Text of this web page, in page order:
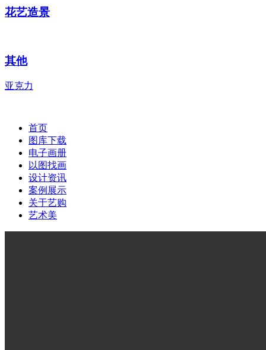
花艺造景
其他
亚克力
首页
图库下载
电子画册
以图找画
设计资讯
案例展示
关于艺购
艺术美